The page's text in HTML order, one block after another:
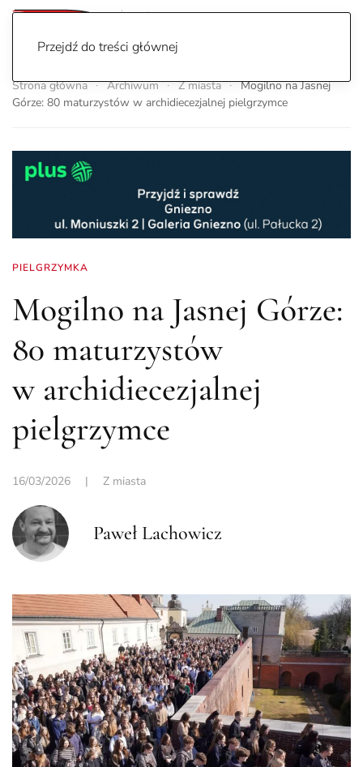
Przejdź do treści głównej
Strona główna Archiwum Z miasta
Mogilno na Jasnej
Górze: 80 maturzystów w archidiecezjalnej pielgrzymce
PIELGRZYMKA
Mogilno na Jasnej Górze:
80 maturzystów
w archidiecezjalnej
pielgrzymce
16/03/2026 | Z miasta
Paweł Lachowicz